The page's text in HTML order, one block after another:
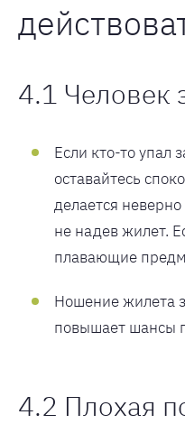
4.1 Человек
Если кто-то упал
оставайтесь
делается
не надев жилет.
плавающие
Ношение жилета
повышает шансы
4.2 Плохая